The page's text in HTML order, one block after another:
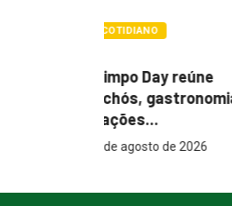
POLÍTICA
Itamar cobra
melhorias
7 de agosto de 2026